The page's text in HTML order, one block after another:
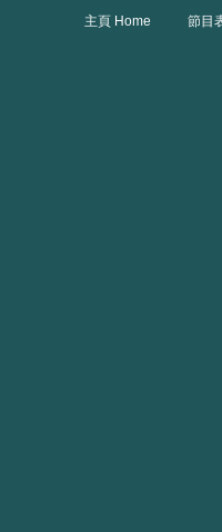
主頁 Home 節目